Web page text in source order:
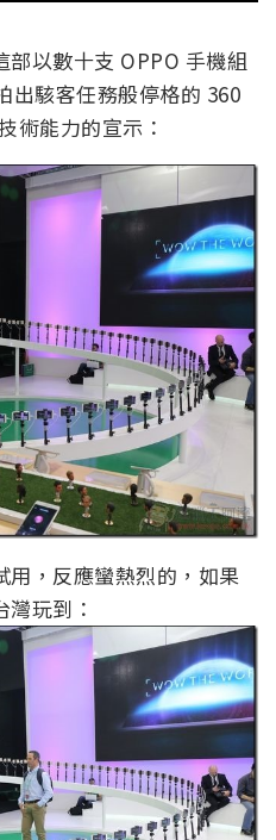
以數十支 OPPO 手機組
出駭客任務般停格的 360
術能力的宣示：
，反應蠻熱烈的，如果
玩到：